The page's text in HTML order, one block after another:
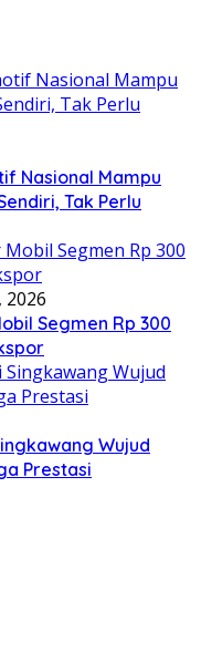
Nasional Mampu
Tak Perlu
2026
Segmen Rp 300
Wujud
Prestasi